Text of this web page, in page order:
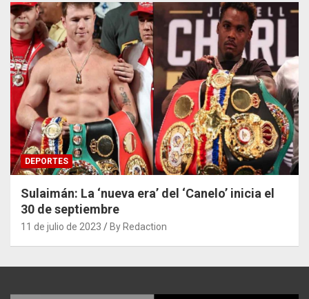
DEPORTES
Sulaimán: La ‘nueva era’ del ‘Canelo’ inicia el
30 de septiembre
11 de julio de 2023 By Redaction